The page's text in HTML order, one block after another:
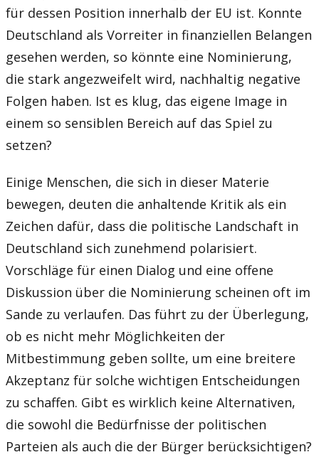
für dessen Position innerhalb der EU ist. Konnte
Deutschland als Vorreiter in finanziellen Belangen
gesehen werden, so könnte eine Nominierung,
die stark angezweifelt wird, nachhaltig negative
Folgen haben. Ist es klug, das eigene Image in
einem so sensiblen Bereich auf das Spiel zu
setzen?
Einige Menschen, die sich in dieser Materie
bewegen, deuten die anhaltende Kritik als ein
Zeichen dafür, dass die politische Landschaft in
Deutschland sich zunehmend polarisiert.
Vorschläge für einen Dialog und eine offene
Diskussion über die Nominierung scheinen oft im
Sande zu verlaufen. Das führt zu der Überlegung,
ob es nicht mehr Möglichkeiten der
Mitbestimmung geben sollte, um eine breitere
Akzeptanz für solche wichtigen Entscheidungen
zu schaffen. Gibt es wirklich keine Alternativen,
die sowohl die Bedürfnisse der politischen
Parteien als auch die der Bürger berücksichtigen?